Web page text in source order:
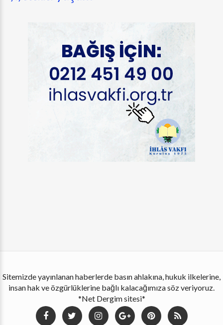
Sitemizde yayınlanan haberlerde basın ahlakına, hukuk ilkelerine,
insan hak ve özgürlüklerine bağlı kalacağımıza söz veriyoruz.
*Net Dergim sitesi*